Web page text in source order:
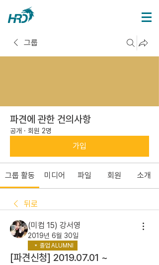
그룹
파견에 관한 건의사항
공개 · 회원 2명
가입
그룹 활동 미디어 파일 회원 소개
뒤로
(미컴 15) 강서영
2019년 6월 30일
졸업 ALUMNI
[파견신청] 2019.07.01 ~